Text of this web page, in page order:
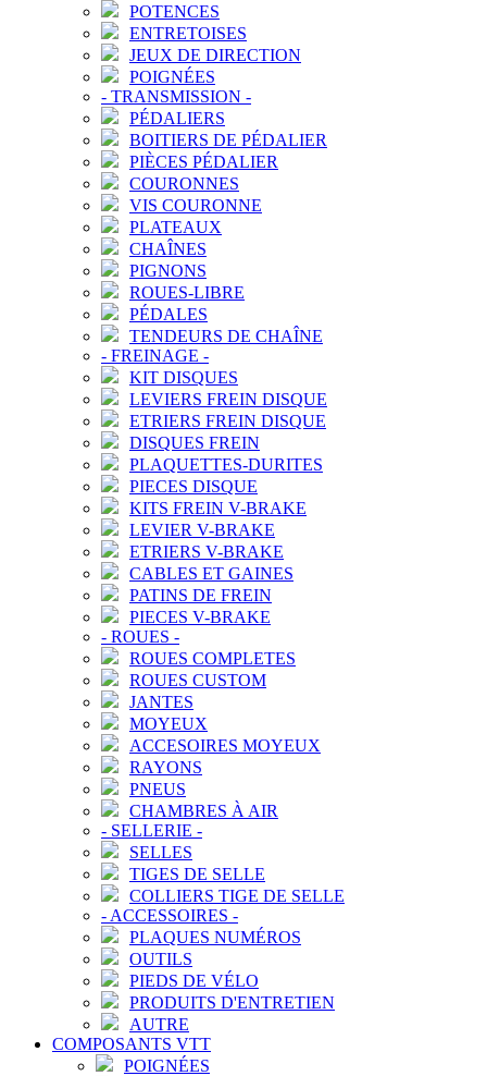
POTENCES
ENTRETOISES
JEUX DE DIRECTION
POIGNÉES
- TRANSMISSION -
PÉDALIERS
BOITIERS DE PÉDALIER
PIÈCES PÉDALIER
COURONNES
VIS COURONNE
PLATEAUX
CHAÎNES
PIGNONS
ROUES-LIBRE
PÉDALES
TENDEURS DE CHAÎNE
- FREINAGE -
KIT DISQUES
LEVIERS FREIN DISQUE
ETRIERS FREIN DISQUE
DISQUES FREIN
PLAQUETTES-DURITES
PIECES DISQUE
KITS FREIN V-BRAKE
LEVIER V-BRAKE
ETRIERS V-BRAKE
CABLES ET GAINES
PATINS DE FREIN
PIECES V-BRAKE
- ROUES -
ROUES COMPLETES
ROUES CUSTOM
JANTES
MOYEUX
ACCESOIRES MOYEUX
RAYONS
PNEUS
CHAMBRES À AIR
- SELLERIE -
SELLES
TIGES DE SELLE
COLLIERS TIGE DE SELLE
- ACCESSOIRES -
PLAQUES NUMÉROS
OUTILS
PIEDS DE VÉLO
PRODUITS D'ENTRETIEN
AUTRE
COMPOSANTS VTT
POIGNÉES